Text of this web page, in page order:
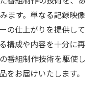
ます。単なる記録映像
の仕上がりを提供して
構成や内容を十分に再
番組制作技術を駆使し
をお届けいたします。